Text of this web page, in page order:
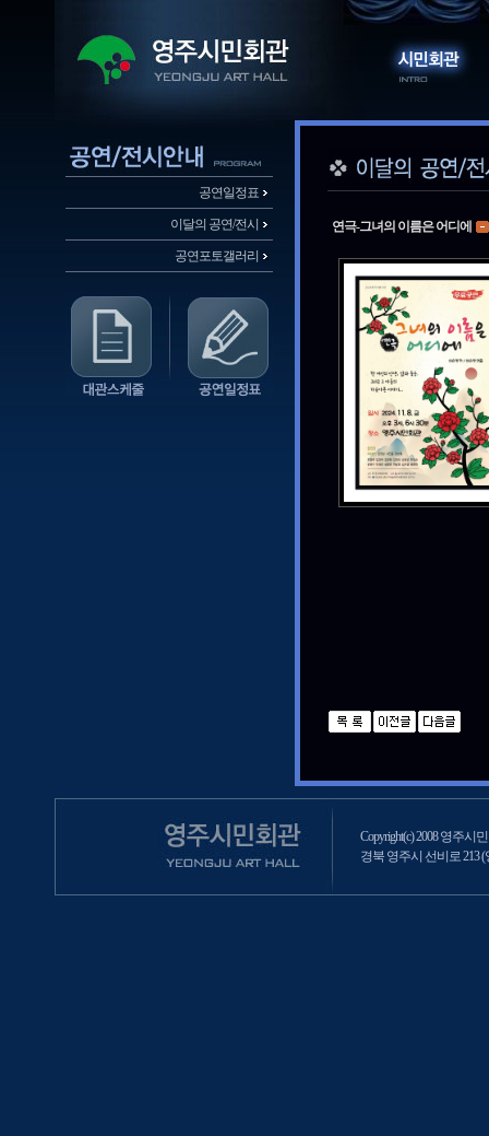
공연일정표
이달의 공연/전시
공연포토갤러리
연극-그녀의 이름은 어디에
Copyright(c) 2008 영주시
경북 영주시 선비로 213 (